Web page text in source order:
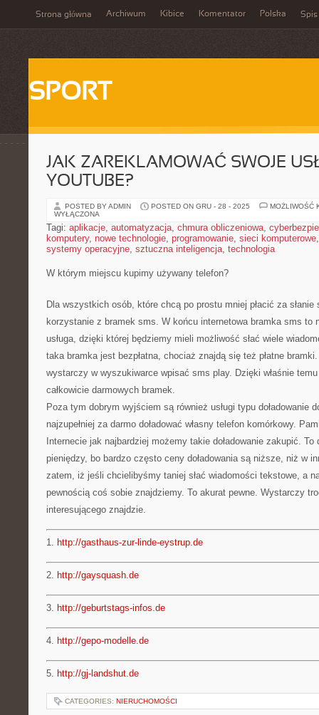
Strona główna Archiwum Kibice Komentator Polska Spis
SPORT
JAK ZAREKLAMOWAĆ SWOJE
YOUTUBE?
POSTED BY ADMIN POSTED ON GRU - 28 - 2025
MOŻLIWOŚĆ
WYŁĄCZONA
Tagi: aplikacje, automatyzacja, chmura obliczeniowa,
komputery, nowe technologie, programowanie, sieci komputerowe
systemy operacyjne, sztuczna inteligencja, technologia
W którym miejscu kupimy używany telefon?
Dla wszystkich osób, które chcą po prostu mniej płacić za
korzystanie z bramek sms. W końcu internetowa bramka sms to
usługa, dzięki której będziemy mieli możliwość słać wiele
taka bramka jest bezpłatna, chociaż znajdą się też płatne
wystarczy w wyszukiwarce wpisać sms play. Dzięki właśnie
całkowicie darmowych bramek.
Poza tym dobrym wyjściem są również usługi typu doładowanie
najzupełniej za darmo doładować własny telefon komórkowy.
Internecie jak najbardziej możemy takie doładowanie zakupić.
pieniędzy, bo bardzo często ceny doładowania są niższe, niż w
zatem, iż jeśli chcielibyśmy taniej słać wiadomości tekstowe, a
pewnością coś sobie znajdziemy. To akurat pewne. Wystarczy
interesującego znajdzie.
1. http://gasthaus-zur-linde-eystrup.de
2. http://gaysquash.de
3. http://geburtstags-infos.de
4. http://gepo-modelle.de
5. http://gj-landshut.de
CATEGORIES: NIERUCHOMOŚCI